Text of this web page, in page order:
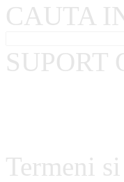
CAUTA
SUPORT
Termeni